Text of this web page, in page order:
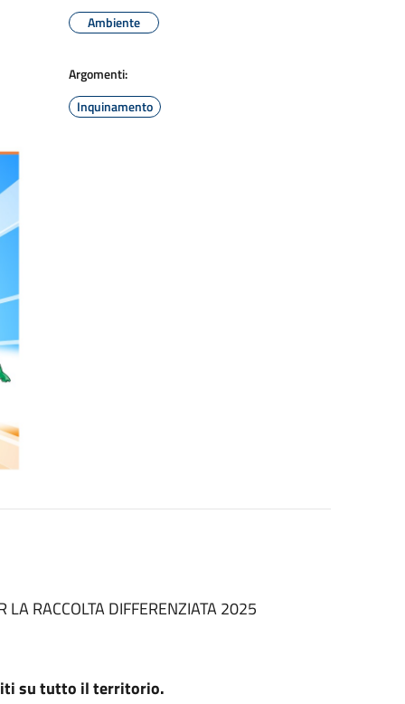
Ambiente
Argomenti:
Inquinamento
LA RACCOLTA DIFFERENZIATA 2025
su tutto il territorio.